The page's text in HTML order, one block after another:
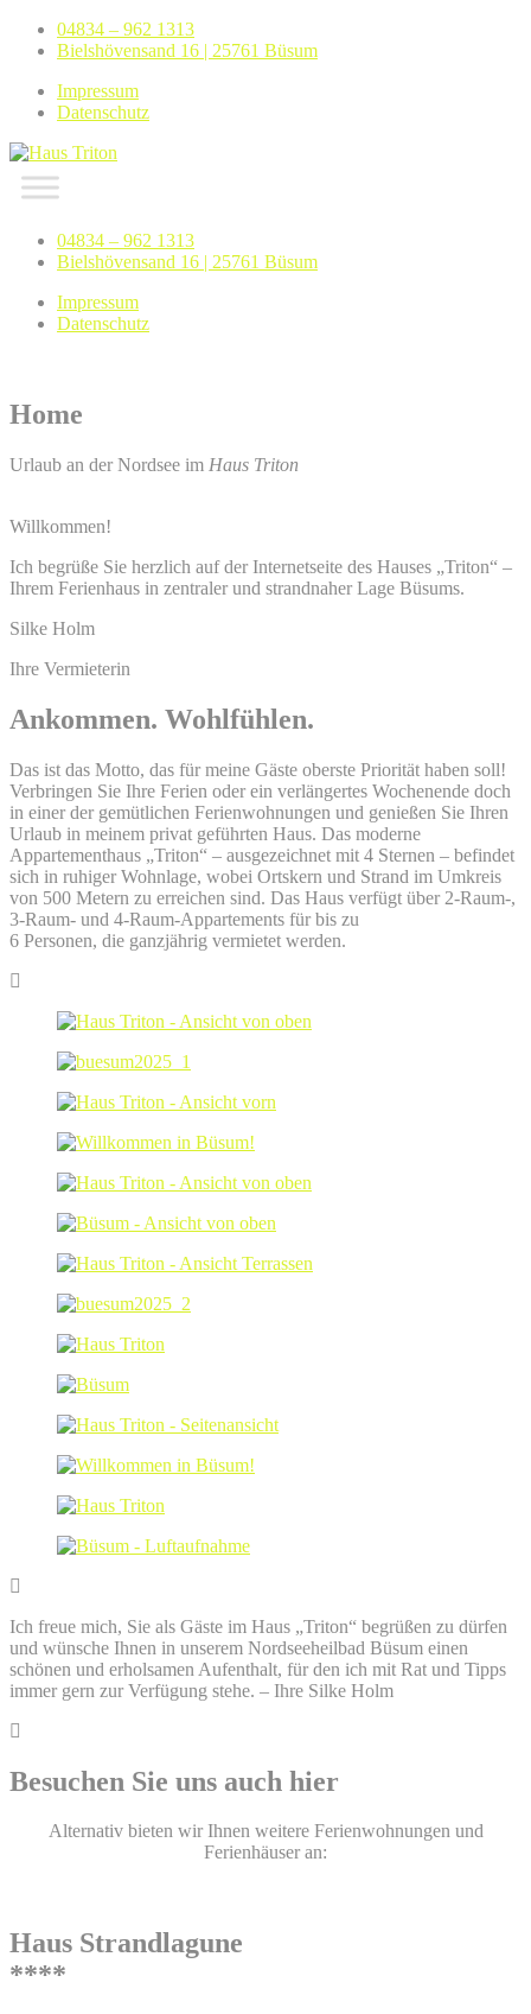
Skip
04834 – 962 1313
Bielshövensand 16 | 25761 Büsum
Impressum
Datenschutz
Haus Triton
Ferienwohnungen im Nordseeheilbad Büsum
04834 – 962 1313
Bielshövensand 16 | 25761 Büsum
Impressum
Datenschutz
Home
Urlaub an der Nordsee im Haus Triton
Willkommen!
Ich begrüße Sie herzlich auf der Internetseite des Hauses „Triton“ –
Ihrem Ferienhaus in zentraler und strandnaher Lage Büsums.
Silke Holm
Ihre Vermieterin
Ankommen. Wohlfühlen.
Das ist das Motto, das für meine Gäste oberste Priorität haben soll!
Verbringen Sie Ihre Ferien oder ein verlängertes Wochenende doch
in einer der gemütlichen Ferienwohnungen und genießen Sie Ihren
Urlaub in meinem privat geführten Haus. Das moderne
Appartementhaus „Triton“ – ausgezeichnet mit 4 Sternen – befindet
sich in ruhiger Wohnlage, wobei Ortskern und Strand im Umkreis
von 500 Metern zu erreichen sind. Das Haus verfügt über 2-Raum-,
3-Raum- und 4-Raum-Appartements für bis zu
6 Personen, die ganzjährig vermietet werden.
Ich freue mich, Sie als Gäste im Haus „Triton“ begrüßen zu dürfen
und wünsche Ihnen in unserem Nordseeheilbad Büsum einen
schönen und erholsamen Aufenthalt, für den ich mit Rat und Tipps
immer gern zur Verfügung stehe. – Ihre Silke Holm
Besuchen Sie uns auch hier
Alternativ bieten wir Ihnen weitere Ferienwohnungen und
Ferienhäuser an:
Haus Strandlagune
****